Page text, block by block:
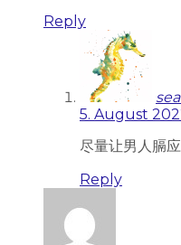
Reply
5. August
尽量让男人膈
Reply